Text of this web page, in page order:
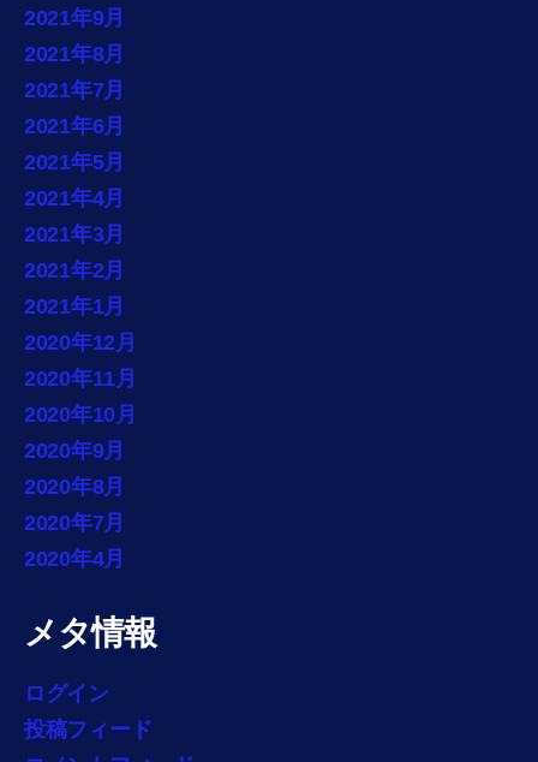
2021年9月
2021年8月
2021年7月
2021年6月
2021年5月
2021年4月
2021年3月
2021年2月
2021年1月
2020年12月
2020年11月
2020年10月
2020年9月
2020年8月
2020年7月
2020年4月
メタ情報
ログイン
投稿フィード